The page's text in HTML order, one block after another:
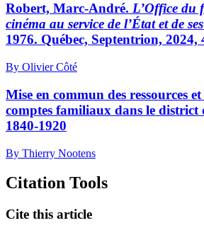
Robert, Marc-André. L’Office du
cinéma au service de l’État et de
1976. Québec, Septentrion, 2024,
By Olivier Côté
Mise en commun des ressources
comptes familiaux dans le district
1840-1920
By Thierry Nootens
Citation Tools
Cite this article